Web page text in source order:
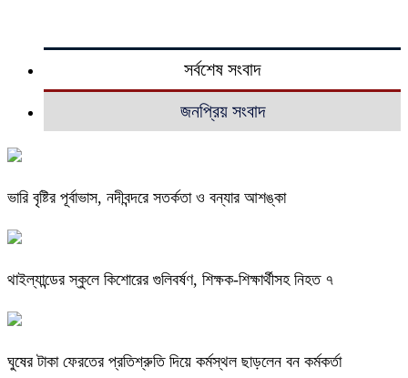
সর্বশেষ সংবাদ
জনপ্রিয় সংবাদ
ভারি বৃষ্টির পূর্বাভাস, নদীবন্দরে সতর্কতা ও বন্যার আশঙ্কা
থাইল্যান্ডের স্কুলে কিশোরের গুলিবর্ষণ, শিক্ষক-শিক্ষার্থীসহ নিহত ৭
ঘুষের টাকা ফেরতের প্রতিশ্রুতি দিয়ে কর্মস্থল ছাড়লেন বন কর্মকর্তা